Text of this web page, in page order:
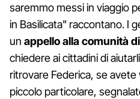
saremmo messi in viaggio
in Basilicata" raccontano. I
un appello alla comunità
chiedere ai cittadini di
ritrovare Federica, se
piccolo particolare,